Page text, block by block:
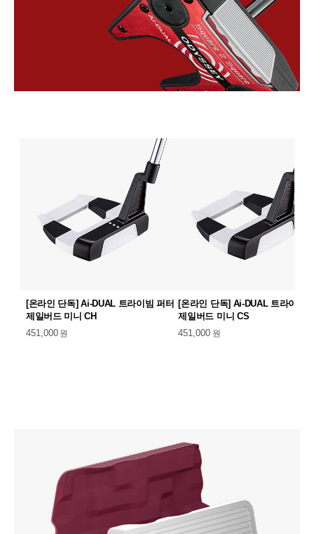
[온라인 단독] Ai-DUAL 트라이빔 퍼터
제일버드 미니 CH
451,000 원
[온라인 단독] Ai-DUAL 트라이빔
제일버드 미니 CS
451,000 원